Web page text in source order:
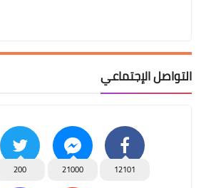
التواصل الإجتماعي
12101
21000
200